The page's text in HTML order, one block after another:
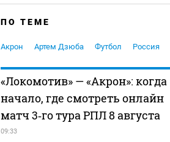
ПО ТЕМЕ
Акрон Артем Дзюба Футбол Россия
«Локомотив» — «Акрон»: когда
начало, где смотреть онлайн
матч 3‑го тура РПЛ 8 августа
09:33